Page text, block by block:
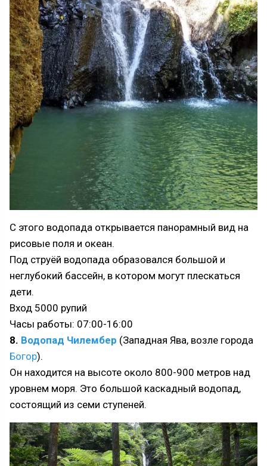
С этого водопада открывается панорамный вид на
рисовые поля и океан.
Под струёй водопада образовался большой и
неглубокий бассейн, в котором могут плескаться
дети.
Вход 5000 рупий
Часы работы: 07:00-16:00
8. Водопад Чилембер (Западная Ява, возле города
Богор).
Он находится на высоте около 800-900 метров над
уровнем моря. Это большой каскадный водопад,
состоящий из семи ступеней.